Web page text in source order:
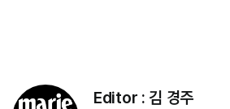
Editor : 김 경주